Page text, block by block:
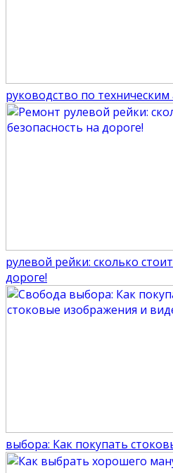
руководство по техническим
рулевой рейки: сколько
дороге!
выбора: Как покупать